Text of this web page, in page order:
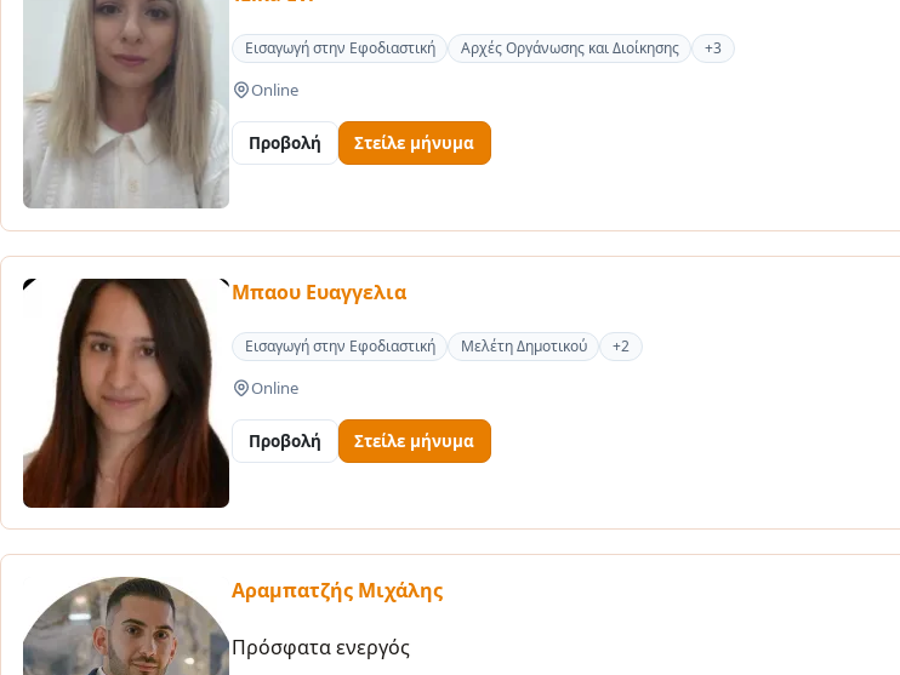
Εισαγωγή στην Εφοδιαστική
Αρχές Οργάνωσης και Διοίκησης +3
Online
Προβολή Στείλε μήνυμα
Μπαου Ευαγγελια
Εισαγωγή στην Εφοδιαστική
Μελέτη Δημοτικού +2
Online
Προβολή Στείλε μήνυμα
Αραμπατζής Μιχάλης
Πρόσφατα ενεργός